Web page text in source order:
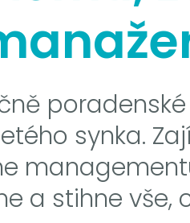
poradenské
synka.
a stihne vše,